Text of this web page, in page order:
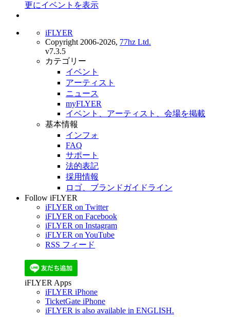
更にイベントを表示
iFLYER
Copyright 2006-2026, 77hz Ltd.
v7.3.5
カテゴリー
イベント
アーティスト
ニュース
myFLYER
イベント、アーティスト、会場を掲載
基本情報
インフォ
FAQ
サポート
法的表記
採用情報
ロゴ、ブランドガイドライン
Follow iFLYER
iFLYER on Twitter
iFLYER on Facebook
iFLYER on Instagram
iFLYER on YouTube
RSS フィード
iFLYER Apps
iFLYER iPhone
TicketGate iPhone
iFLYER is also available in ENGLISH.